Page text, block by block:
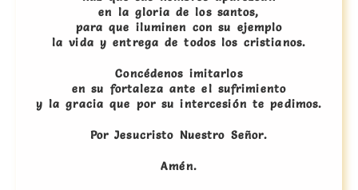
en la gloria de los santos,
para que iluminen con su ejemplo
la vida y entrega de todos los cristianos.
Concédenos imitarlos
en su fortaleza ante el sufrimiento
y la gracia que por su intercesión te pedimos.
Por Jesucristo Nuestro Señor.
Amén.